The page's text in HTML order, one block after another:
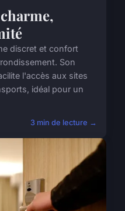
discret et confort
Son
l'accès aux sites
idéal pour un
3 min de lecture →